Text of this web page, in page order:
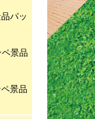
パッ
景品
景品